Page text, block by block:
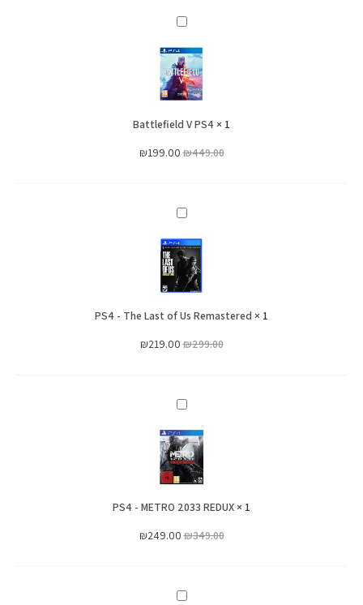
Battlefield
PS4
1
×
Battlefield V PS4
₪449.00
₪199.00
PS4
The
Last
of
Us
1
×
PS4 - The Last of Us Remastered
₪299.00
₪219.00
PS4
METRO
2033
REDUX
1
×
PS4 - METRO 2033 REDUX
₪349.00
₪249.00
PS4